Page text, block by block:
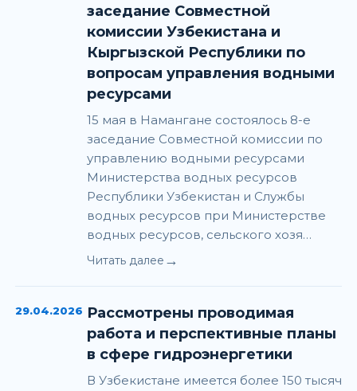
заседание Совместной
комиссии Узбекистана и
Кыргызской Республики по
вопросам управления водными
ресурсами
15 мая в Намангане состоялось 8-е
заседание Совместной комиссии по
управлению водными ресурсами
Министерства водных ресурсов
Республики Узбекистан и Службы
водных ресурсов при Министерстве
водных ресурсов, сельского хозя…
Читать далее →
29.04.2026 Рассмотрены проводимая
работа и перспективные планы
в сфере гидроэнергетики
В Узбекистане имеется более 150 тысяч